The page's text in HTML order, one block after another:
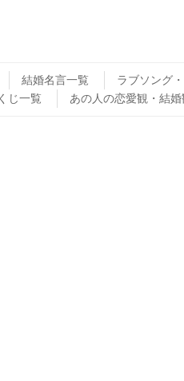
結婚名言一覧 ラブソング
じ一覧 あの人の恋愛観・結婚